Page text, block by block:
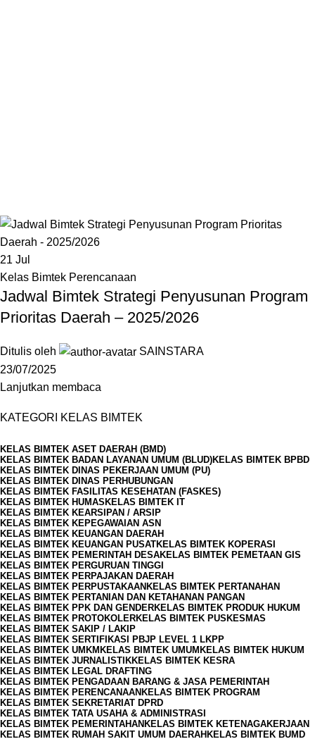
KATEGORI KELAS BIMTEK
KELAS BIMTEK ASET DAERAH (BMD)
KELAS BIMTEK BADAN LAYANAN UMUM (BLUD)KELAS BIMTEK BPBD
KELAS BIMTEK DINAS PEKERJAAN UMUM (PU)
KELAS BIMTEK DINAS PERHUBUNGAN
KELAS BIMTEK FASILITAS KESEHATAN (FASKES)
KELAS BIMTEK HUMAS KELAS BIMTEK IT
KELAS BIMTEK KEARSIPAN / ARSIP
KELAS BIMTEK KEPEGAWAIAN ASN
KELAS BIMTEK KEUANGAN DAERAH
KELAS BIMTEK KEUANGAN PUSATKELAS BIMTEK KOPERASI
KELAS BIMTEK PEMERINTAH DESAKELAS BIMTEK PEMETAAN GIS
KELAS BIMTEK PERGURUAN TINGGI
KELAS BIMTEK PERPAJAKAN DAERAH
KELAS BIMTEK PERPUSTAKAAN KELAS BIMTEK PERTANAHAN
KELAS BIMTEK PERTANIAN DAN KETAHANAN PANGAN
KELAS BIMTEK PPK DAN GENDERKELAS BIMTEK PRODUK HUKUM
KELAS BIMTEK PROTOKOLERKELAS BIMTEK PUSKESMAS
KELAS BIMTEK SAKIP / LAKIP
KELAS BIMTEK SERTIFIKASI PBJP LEVEL 1 LKPP
KELAS BIMTEK UMKM KELAS BIMTEK UMUM KELAS BIMTEK HUKUM
KELAS BIMTEK JURNALISTIKKELAS BIMTEK KESRA
KELAS BIMTEK LEGAL DRAFTING
KELAS BIMTEK PENGADAAN BARANG & JASA PEMERINTAH
KELAS BIMTEK PERENCANAAN KELAS BIMTEK PROGRAM
KELAS BIMTEK SEKRETARIAT DPRD
KELAS BIMTEK TATA USAHA & ADMINISTRASI
KELAS BIMTEK PEMERINTAHAN KELAS BIMTEK KETENAGAKERJAAN
KELAS BIMTEK RUMAH SAKIT UMUM DAERAH KELAS BIMTEK BUMD
21 Jul
Kelas Bimtek Perencanaan
Jadwal Bimtek Strategi Penyusunan Program
Prioritas Daerah – 2025/2026
Ditulis oleh
SAINSTARA
23/07/2025
Lanjutkan membaca